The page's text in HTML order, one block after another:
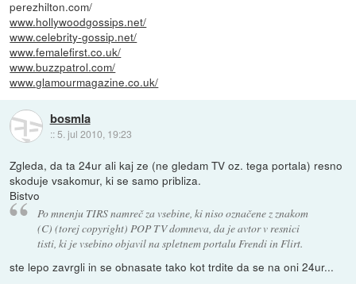
perezhilton.com/
www.hollywoodgossips.net/
www.celebrity-gossip.net/
www.femalefirst.co.uk/
www.buzzpatrol.com/
www.glamourmagazine.co.uk/
bosmla
:: 5. jul 2010, 19:23
Zgleda, da ta 24ur ali kaj ze (ne gledam TV oz. tega portala) resno
skoduje vsakomur, ki se samo pribliza.
Bistvo
Po mnenju TIRS namreč za vsebine, ki niso označene z znakom
(C) (torej copyright) POP TV domneva, da je avtor v resnici
tisti, ki je vsebino objavil na spletnem portalu Frendi in Flirt.
ste lepo zavrgli in se obnasate tako kot trdite da se na oni 24ur...